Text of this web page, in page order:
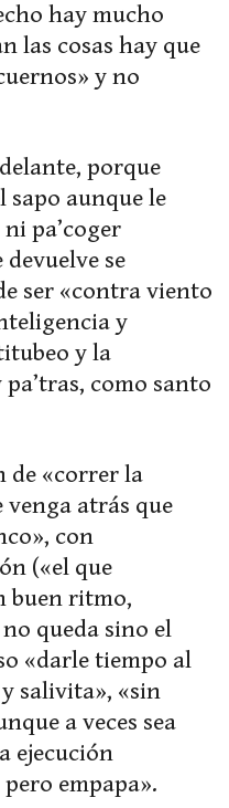
hay mucho
las cosas hay que
y no
porque
sapo aunque le
pa’coger
se
ser «contra viento
y
y la
como santo
de «correr la
venga atrás que
con
(«el que
buen ritmo,
queda sino el
«darle tiempo al
salivita», «sin
a veces sea
ejecución
empapa».